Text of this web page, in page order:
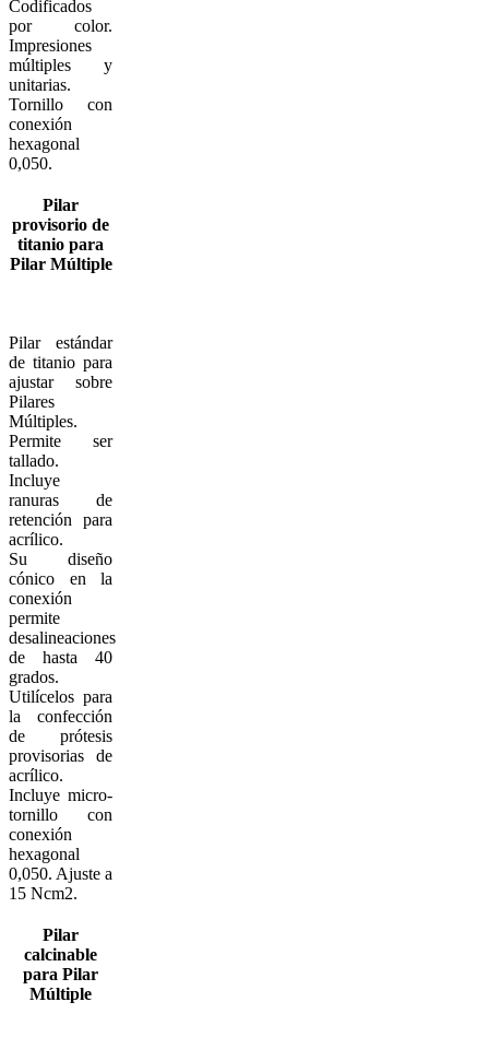
Codificados
por color.
Impresiones
múltiples y
unitarias.
Tornillo con
conexión
hexagonal
0,050.
Pilar
provisorio de
titanio para
Pilar Múltiple
Pilar estándar
de titanio para
ajustar sobre
Pilares
Múltiples.
Permite ser
tallado.
Incluye
ranuras de
retención para
acrílico.
Su diseño
cónico en la
conexión
permite
desalineaciones
de hasta 40
grados.
Utilícelos para
la confección
de prótesis
provisorias de
acrílico.
Incluye micro-
tornillo con
conexión
hexagonal
0,050. Ajuste a
15 Ncm2.
Pilar
calcinable
paraPilar
Múltiple